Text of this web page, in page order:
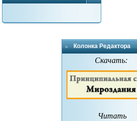
Колонка Редактора
Скачать:
Читать